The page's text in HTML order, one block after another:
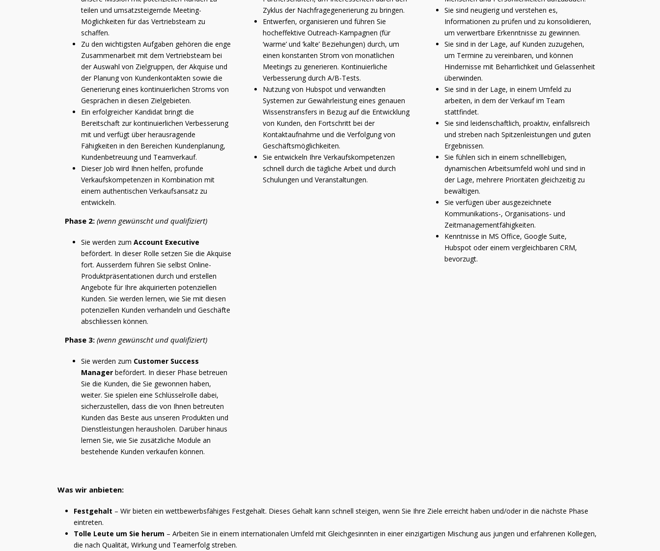
teilen und umsatzsteigernde Meeting-
Möglichkeiten für das Vertriebsteam zu
schaffen.
Zu den wichtigsten Aufgaben gehören die enge
Zusammenarbeit mit dem Vertriebsteam bei
der Auswahl von Zielgruppen, der Akquise und
der Planung von Kundenkontakten sowie die
Generierung eines kontinuierlichen Stroms von
Gesprächen in diesen Zielgebieten.
Ein erfolgreicher Kandidat bringt die
Bereitschaft zur kontinuierlichen Verbesserung
mit und verfügt über herausragende
Fähigkeiten in den Bereichen Kundenplanung,
Kundenbetreuung und Teamverkauf.
Dieser Job wird Ihnen helfen, profunde
Verkaufskompetenzen in Kombination mit
einem authentischen Verkaufsansatz zu
entwickeln.
Phase 2: (wenn gewünscht und qualifiziert)
Sie werden zum Account Executive
befördert. In dieser Rolle setzen Sie die Akquise
fort. Ausserdem führen Sie selbst Online-
Produktpräsentationen durch und erstellen
Angebote für Ihre akquirierten potenziellen
Kunden. Sie werden lernen, wie Sie mit diesen
potenziellen Kunden verhandeln und Geschäfte
abschliessen können.
Phase 3: (wenn gewünscht und qualifiziert)
Sie werden zum Customer Success
Managerbefördert. In dieser Phase betreuen
Sie die Kunden, die Sie gewonnen haben,
weiter. Sie spielen eine Schlüsselrolle dabei,
sicherzustellen, dass die von Ihnen betreuten
Kunden das Beste aus unseren Produkten und
Dienstleistungen herausholen. Darüber hinaus
lernen Sie, wie Sie zusätzliche Module an
bestehende Kunden verkaufen können.
Zyklus der Nachfragegenerierung zu bringen.
Entwerfen, organisieren und führen Sie
hocheffektive Outreach-Kampagnen (für
‘warme’ und ‘kalte’ Beziehungen) durch, um
einen konstanten Strom von monatlichen
Meetings zu generieren. Kontinuierliche
Verbesserung durch A/B-Tests.
Nutzung von Hubspot und verwandten
Systemen zur Gewährleistung eines genauen
Wissenstransfers in Bezug auf die Entwicklung
von Kunden, den Fortschritt bei der
Kontaktaufnahme und die Verfolgung von
Geschäftsmöglichkeiten.
Sie entwickeln Ihre Verkaufskompetenzen
schnell durch die tägliche Arbeit und durch
Schulungen und Veranstaltungen.
Sie sind neugierig und verstehen es,
Informationen zu prüfen und zu konsolidieren,
um verwertbare Erkenntnisse zu gewinnen.
Sie sind in der Lage, auf Kunden zuzugehen,
um Termine zu vereinbaren, und können
Hindernisse mit Beharrlichkeit und Gelassenheit
überwinden.
Sie sind in der Lage, in einem Umfeld zu
arbeiten, in dem der Verkauf im Team
stattfindet.
Sie sind leidenschaftlich, proaktiv, einfallsreich
und streben nach Spitzenleistungen und guten
Ergebnissen.
Sie fühlen sich in einem schnelllebigen,
dynamischen Arbeitsumfeld wohl und sind in
der Lage, mehrere Prioritäten gleichzeitig zu
bewältigen.
Sie verfügen über ausgezeichnete
Kommunikations-, Organisations- und
Zeitmanagementfähigkeiten.
Kenntnisse in MS Office, Google Suite,
Hubspot oder einem vergleichbaren CRM,
bevorzugt.
Was wir anbieten:
Festgehalt – Wir bieten ein wettbewerbsfähiges Festgehalt. Dieses Gehalt kann schnell steigen, wenn Sie Ihre Ziele erreicht haben und/oder in die nächste Phase
eintreten.
Tolle Leute um Sie herum – Arbeiten Sie in einem internationalen Umfeld mit Gleichgesinnten in einer einzigartigen Mischung aus jungen und erfahrenen Kollegen,
die nach Qualität, Wirkung und Teamerfolg streben.